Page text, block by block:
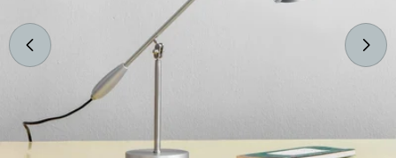
media 0 i modal